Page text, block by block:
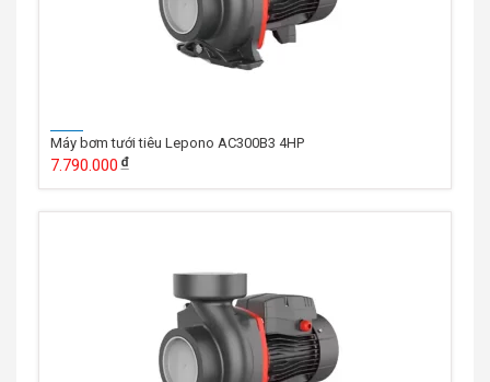
Máy bơm tưới tiêu Lepono AC300B3 4HP
7.790.000